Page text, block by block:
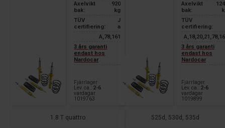
Axelvikt
bak:
920
kg
TÜV
certifiering:
J
a
A,78,161
3 års garanti
endast hos
Nardocar
Fjärrlager
Lev. ca.: 2-6
vardagar
1019763
1.8 T quattro
Axelvikt
bak:
TÜV
certifiering:
3 års garanti
endast hos
Nardocar
Fjärrlager
Lev. ca.: 2-6
vardagar
1019899
525d, 530d, 535d